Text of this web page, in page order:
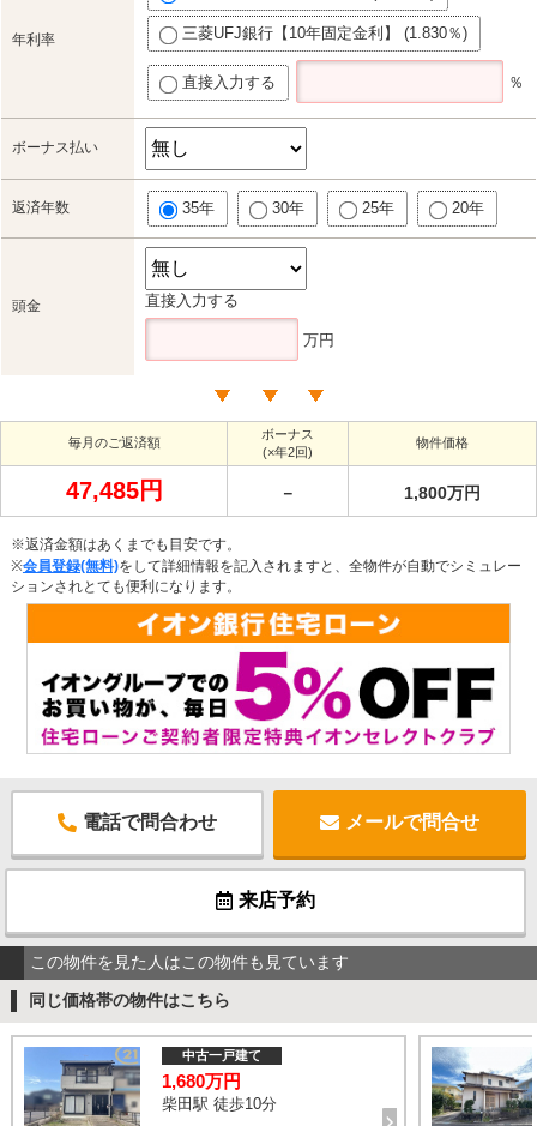
年利率 三菱UFJ銀行【10年固定金利】 (1.830％)
直接入力する ％
ボーナス払い
返済年数 35年 30年 25年 20年
頭金 直接入力する
万円
毎月のご返済額
ボーナス
(×年2回)
物件価格
47,485円 － 1,800万円
※返済金額はあくまでも目安です。
※会員登録(無料)をして詳細情報を記入されますと、全物件が自動でシミュレー
ションされとても便利になります。
電話で問合わせ メールで問合せ
来店予約
この物件を見た人はこの物件も見ています
同じ価格帯の物件はこちら
中古一戸建て
1,680万円
柴田駅 徒歩10分